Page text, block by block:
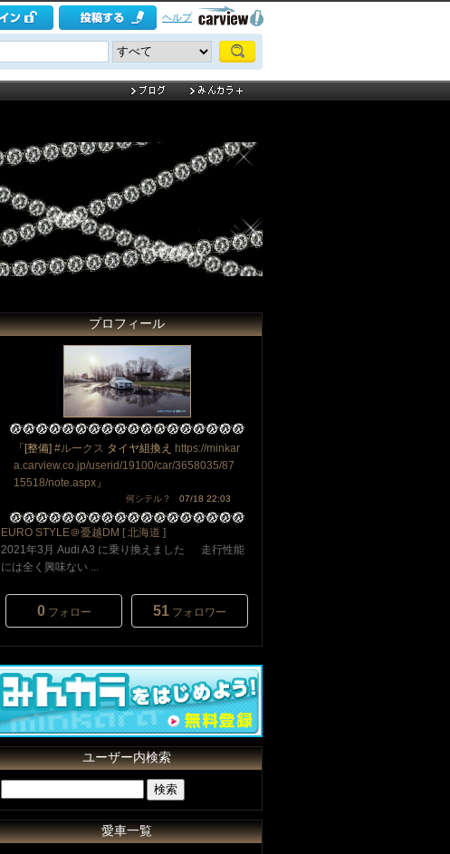
ヘルプ
プロフィール
「[整備] #ルークス タイヤ組換え
https://minkar
a.carview.co.jp/userid/19100/car/3658035/87
15518/note.aspx 」
何シテル？ 07/18 22:03
EURO STYLE＠憂越DM [ 北海道 ]
2021年3月 Audi A3 に乗り換えました 走行性能
には全く興味ない ...
0フォロー 51 フォロワー
ユーザー内検索
愛車一覧